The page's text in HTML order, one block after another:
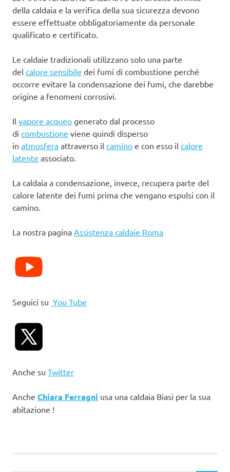
della caldaia e la verifica della sua sicurezza devono
essere effettuate obbligatoriamente da personale
qualificato e certificato.
Le caldaie tradizionali utilizzano solo una parte
del calore sensibile dei fumi di combustione perché
occorre evitare la condensazione dei fumi, che darebbe
origine a fenomeni corrosivi.
Il vapore acqueo generato dal processo
di combustione viene quindi disperso
in atmosfera attraverso il camino e con esso il calore
latente associato.
La caldaia a condensazione, invece, recupera parte del
calore latente dei fumi prima che vengano espulsi con il
camino.
La nostra pagina Assistenza caldaie Roma
Seguici su You Tube
Anche su Twitter
Anche Chiara Ferragni usa una caldaia Biasi per la sua
abitazione !